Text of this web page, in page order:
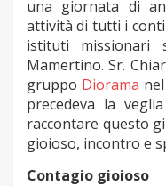
una giornata di
attività di tutti i
istituti missionari
Mamertino. Sr.
gruppo Diorama
precedeva la
raccontare questo
gioioso, incontro e
Contagio gioioso